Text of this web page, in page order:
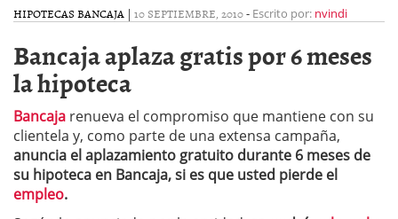
HIPOTECAS BANCAJA | 10 SEPTIEMBRE, 2010- Escrito por: nvindi
Bancaja aplaza gratis por 6 meses
la hipoteca
Bancaja renueva el compromiso que mantiene con su
clientela y, como parte de una extensa campaña,
anuncia el aplazamiento gratuito durante 6 meses de
su hipoteca en Bancaja, si es que usted pierde el
empleo.